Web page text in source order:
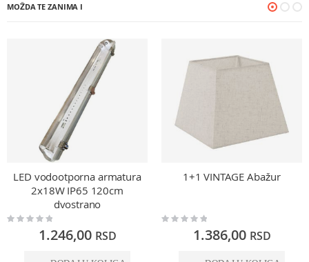
MOŽDA TE ZANIMA I
LED vodootporna armatura
2x18W IP65 120cm
dvostrano
Rating:
1.246,00 RSD
1+1 VINTAGE Abažur
Rating:
1.386,00 RSD